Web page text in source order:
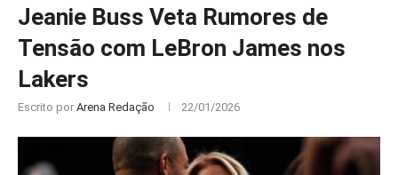
Jeanie Buss Veta Rumores de
Tensão com LeBron James nos
Lakers
Escrito por Arena Redação 22/01/2026